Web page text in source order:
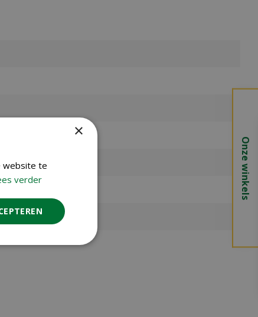
Onze winkels
×
website te
verder